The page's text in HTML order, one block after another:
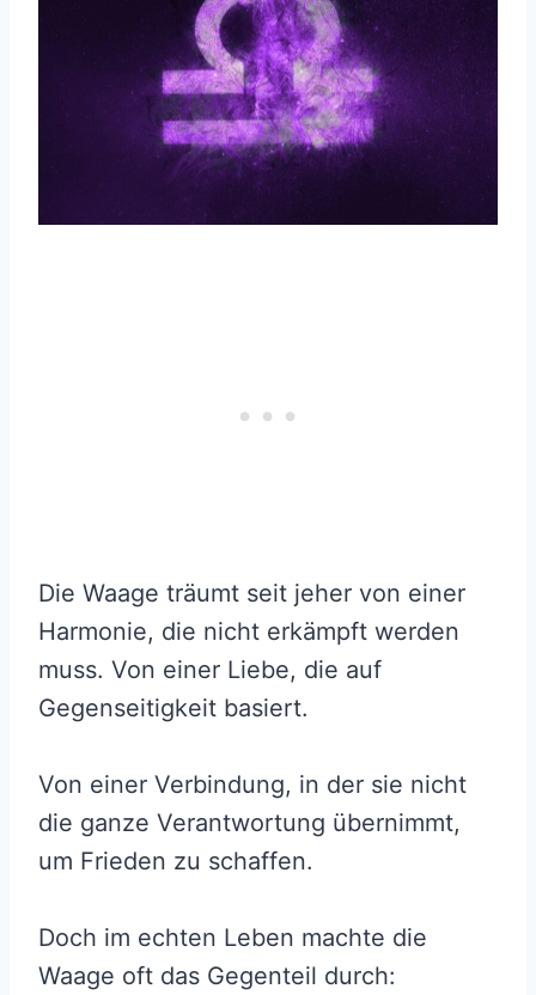
Die Waage träumt seit jeher von einer
Harmonie, die nicht erkämpft werden
muss. Von einer Liebe, die auf
Gegenseitigkeit basiert.
Von einer Verbindung, in der sie nicht
die ganze Verantwortung übernimmt,
um Frieden zu schaffen.
Doch im echten Leben machte die
Waage oft das Gegenteil durch: